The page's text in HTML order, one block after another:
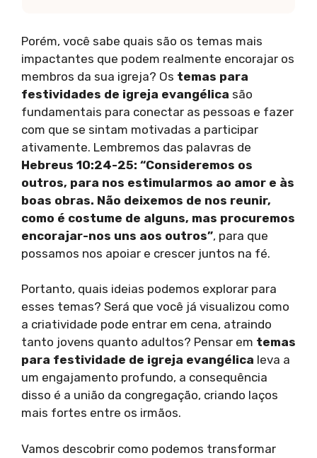
Porém, você sabe quais são os temas mais
impactantes que podem realmente encorajar os
membros da sua igreja? Os temas para
festividades de igreja evangélica são
fundamentais para conectar as pessoas e fazer
com que se sintam motivadas a participar
ativamente. Lembremos das palavras de
Hebreus 10:24-25: “Consideremos os
outros, para nos estimularmos ao amor e às
boas obras. Não deixemos de nos reunir,
como é costume de alguns, mas procuremos
encorajar-nos uns aos outros”, para que
possamos nos apoiar e crescer juntos na fé.
Portanto, quais ideias podemos explorar para
esses temas? Será que você já visualizou como
a criatividade pode entrar em cena, atraindo
tanto jovens quanto adultos? Pensar em temas
para festividade de igreja evangélica leva a
um engajamento profundo, a consequência
disso é a união da congregação, criando laços
mais fortes entre os irmãos.
Vamos descobrir como podemos transformar